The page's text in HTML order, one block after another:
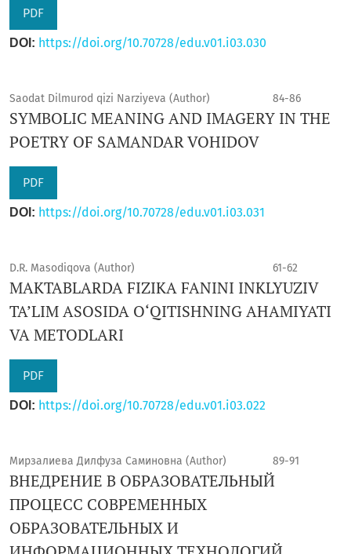
PDF
DOI: https://doi.org/10.70728/edu.v01.i03.030
Saodat Dilmurod qizi Narziyeva (Author) 84-86
SYMBOLIC MEANING AND IMAGERY IN THE
POETRY OF SAMANDAR VOHIDOV
PDF
DOI: https://doi.org/10.70728/edu.v01.i03.031
D.R. Masodiqova (Author) 61-62
MAKTABLARDA FIZIKA FANINI INKLYUZIV
TA’LIM ASOSIDA O‘QITISHNING AHAMIYATI
VA METODLARI
PDF
DOI: https://doi.org/10.70728/edu.v01.i03.022
Мирзалиева Дилфуза Саминовна (Author) 89-91
ВНЕДРЕНИЕ В ОБРАЗОВАТЕЛЬНЫЙ
ПРОЦЕСС СОВРЕМЕННЫХ
ОБРАЗОВАТЕЛЬНЫХ И